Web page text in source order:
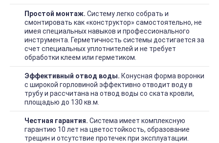
Простой монтаж. Систему легко собрать и
смонтировать как «конструктор» самостоятельно, не
имея специальных навыков и профессионального
инструмента. Герметичность системы достигается за
счет специальных уплотнителей и не требует
обработки клеем или герметиком.
Эффективный отвод воды. Конусная форма воронки
с широкой горловиной эффективно отводит воду в
трубу и рассчитана на отвод воды со ската кровли,
площадью до 130 кв.м.
Честная гарантия. Система имеет комплексную
гарантию 10 лет на цветостойкость, образование
трещин и отсутствие протечек при эксплуатации.